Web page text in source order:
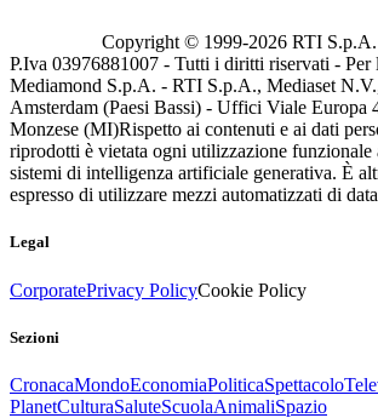
Copyright © 1999-2026 RTI
P.Iva 03976881007 - Tutti i diritti riservati - Per
Mediamond S.p.A. - RTI S.p.A., Mediaset
Amsterdam (Paesi Bassi) - Uffici Viale Europa
Monzese (MI)Rispetto ai contenuti e ai dati
riprodotti è vietata ogni utilizzazione funzionale
sistemi di intelligenza artificiale generativa. È
espresso di utilizzare mezzi automatizzati di
Legal
CorporatePrivacy PolicyCookie Policy
Sezioni
CronacaMondoEconomiaPoliticaSpettacolo
PlanetCulturaSaluteScuolaAnimaliSpazio